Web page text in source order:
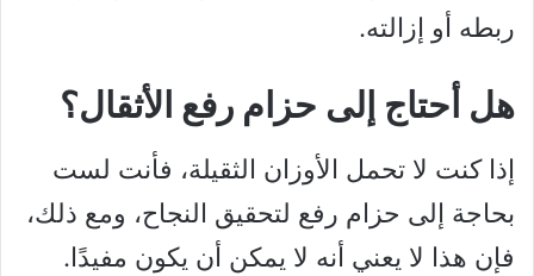
ربطه أو إزالته.
هل أحتاج إلى حزام رفع الأثقال؟
إذا كنت لا تحمل الأوزان الثقيلة، فأنت لست
بحاجة إلى حزام رفع لتحقيق النجاح، ومع ذلك،
فإن هذا لا يعني أنه لا يمكن أن يكون مفيدًا.